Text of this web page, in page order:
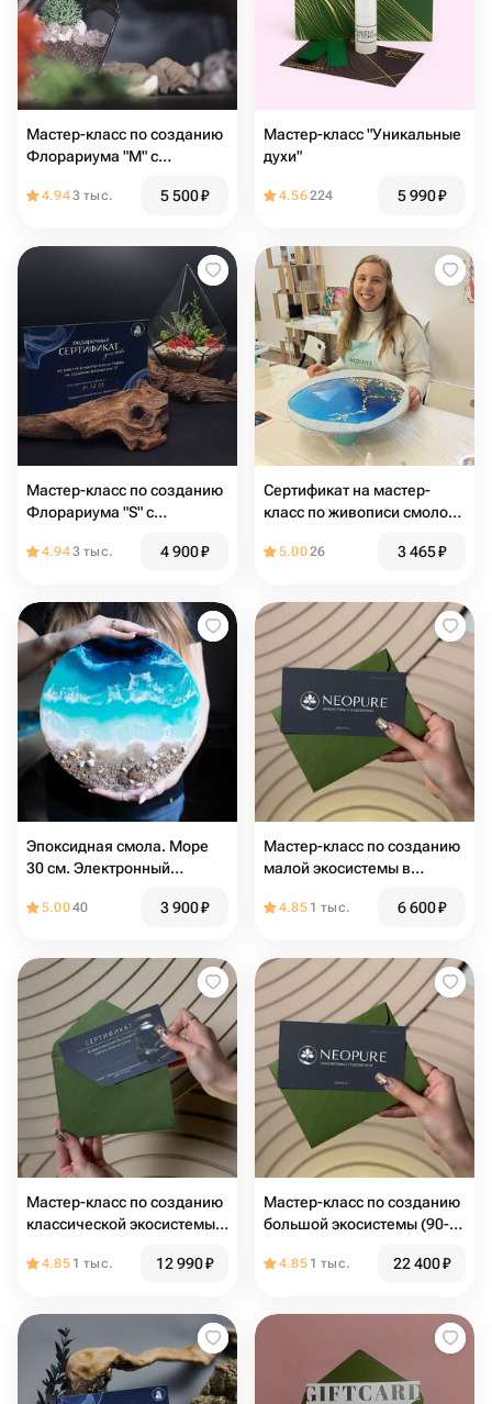
Мастер-класс по созданию
Флорариума "М" с
4.943 тыс. 5 500₽
Мастер-класс "Уникальные
духи"
4.56224 5 990₽
Мастер-класс по созданию
Флорариума "S" с
4.943 тыс. 4 900₽
Сертификат на мастер-
класс по живописи смолой
(картина на круге 30 см.)
5.0026 3 465₽
Эпоксидная смола. Море
30 см. Электронный
класс
5.0040 3 900₽
Мастер-класс по созданию
малой экосистемы в
4.85 1 тыс. 6 600₽
Мастер-класс по созданию
классической экосистемы
4.85 1 тыс. 12 990₽
Мастер-класс по созданию
большой экосистемы (90-
4.85 1 тыс. 22 400₽